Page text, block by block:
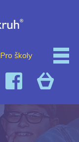
Pro školy